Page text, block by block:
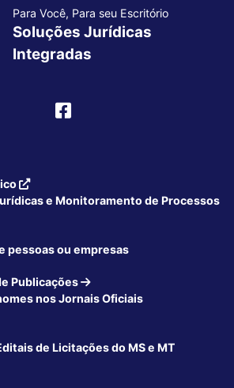
Para Você, Para seu Escritório
Soluções Jurídicas
Integradas
e Monitoramento de Processos
pessoas ou empresas
Publicações
nos Jornais Oficiais
de Licitações do MS e MT